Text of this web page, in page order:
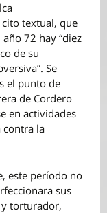
textual, que
72 hay “diez
de su
Se
el punto de
de Cordero
en actividades
contra la
este período no
sus
torturador,